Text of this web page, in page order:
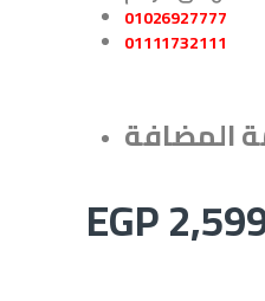
01026927777
01111732111
EGP